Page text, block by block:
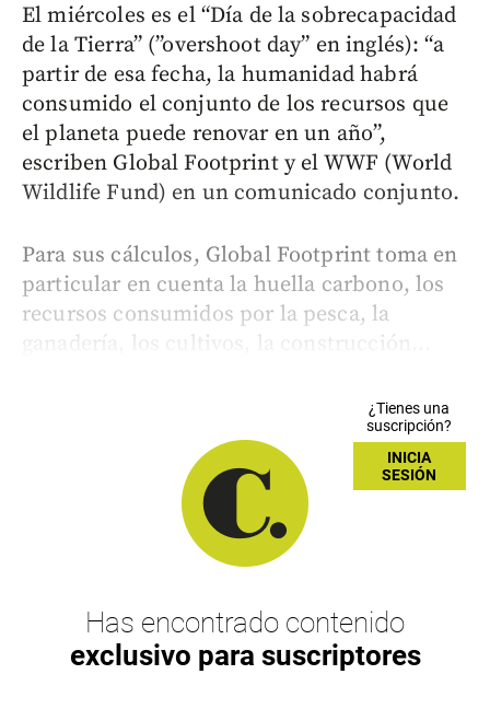
El miércoles es el “Día de la sobrecapacidad
de la Tierra” (”overshoot day” en inglés): “a
partir de esa fecha, la humanidad habrá
consumido el conjunto de los recursos que
el planeta puede renovar en un año”,
escriben Global Footprint y el WWF (World
Wildlife Fund) en un comunicado conjunto.
Para sus cálculos, Global Footprint toma en
particular en cuenta la huella carbono, los
recursos consumidos por la pesca, la
ganadería, los cultivos, la construcción...
¿Tienes una
suscripción?
INICIA
SESIÓN
Has encontrado contenido
exclusivo para suscriptores